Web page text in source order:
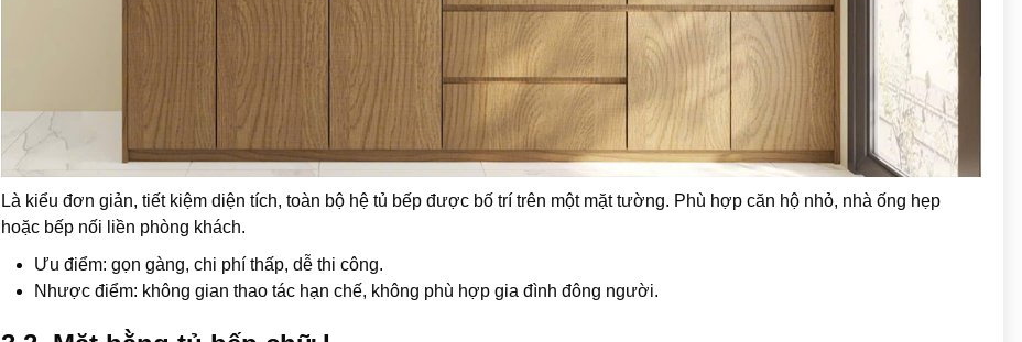
Là kiểu đơn giản, tiết kiệm diện tích, toàn bộ hệ tủ bếp được bố trí trên một mặt tường. Phù hợp căn hộ nhỏ, nhà ống hẹp
hoặc bếp nối liền phòng khách.
Ưu điểm: gọn gàng, chi phí thấp, dễ thi công.
Nhược điểm: không gian thao tác hạn chế, không phù hợp gia đình đông người.